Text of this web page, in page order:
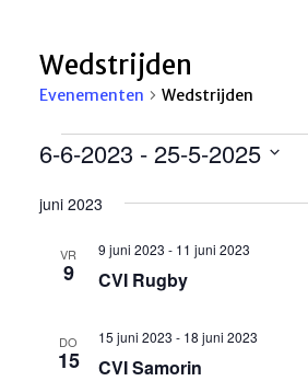
Wedstrijden
Evenementen Wedstrijden
Evenementen
6-6-2023 - 25-5-2025
een
juni 2023
VR
9 CVI Rugby
9 juni 2023 - 11 juni 2023
DO
15 CVI Samorin
15 juni 2023 - 18 juni 2023